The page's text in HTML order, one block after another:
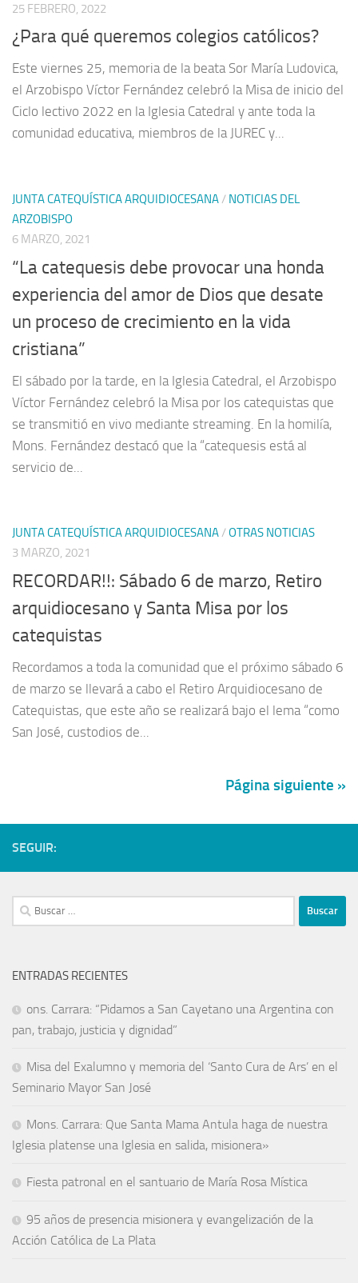
25 FEBRERO, 2022
¿Para qué queremos colegios católicos?
Este viernes 25, memoria de la beata Sor María Ludovica,
el Arzobispo Víctor Fernández celebró la Misa de inicio del
Ciclo lectivo 2022 en la Iglesia Catedral y ante toda la
comunidad educativa, miembros de la JUREC y...
JUNTA CATEQUÍSTICA ARQUIDIOCESANA / NOTICIAS DEL
ARZOBISPO
6 MARZO, 2021
“La catequesis debe provocar una honda
experiencia del amor de Dios que desate
un proceso de crecimiento en la vida
cristiana”
El sábado por la tarde, en la Iglesia Catedral, el Arzobispo
Víctor Fernández celebró la Misa por los catequistas que
se transmitió en vivo mediante streaming. En la homilía,
Mons. Fernández destacó que la “catequesis está al
servicio de...
JUNTA CATEQUÍSTICA ARQUIDIOCESANA /OTRAS NOTICIAS
3 MARZO, 2021
RECORDAR!!: Sábado 6 de marzo, Retiro
arquidiocesano y Santa Misa por los
catequistas
Recordamos a toda la comunidad que el próximo sábado 6
de marzo se llevará a cabo el Retiro Arquidiocesano de
Catequistas, que este año se realizará bajo el lema “como
San José, custodios de...
Página siguiente »
SEGUIR:
ENTRADAS RECIENTES
ons. Carrara: “Pidamos a San Cayetano una Argentina con
pan, trabajo, justicia y dignidad”
Misa del Exalumno y memoria del ‘Santo Cura de Ars’ en el
Seminario Mayor San José
Mons. Carrara: Que Santa Mama Antula haga de nuestra
Iglesia platense una Iglesia en salida, misionera»
Fiesta patronal en el santuario de María Rosa Mística
95 años de presencia misionera y evangelización de la
Acción Católica de La Plata